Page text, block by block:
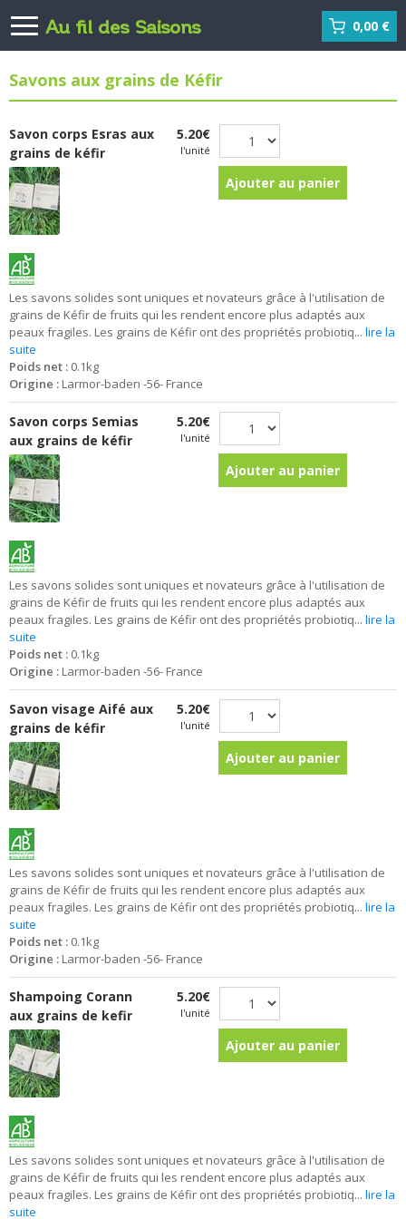
Au fil des Saisons 0,00 €
Savons aux grains de Kéfir
Savon corps Esras aux
grains de kéfir
5.20€
l'unité
Ajouter au panier
Les savons solides sont uniques et novateurs grâce à l'utilisation de
grains de Kéfir de fruits qui les rendent encore plus adaptés aux
peaux fragiles. Les grains de Kéfir ont des propriétés probiotiq... lire la
suite
Poids net : 0.1kg
Origine : Larmor-baden -56- France
Savon corps Semias
aux grains de kéfir
5.20€
l'unité
Ajouter au panier
Les savons solides sont uniques et novateurs grâce à l'utilisation de
grains de Kéfir de fruits qui les rendent encore plus adaptés aux
peaux fragiles. Les grains de Kéfir ont des propriétés probiotiq... lire la
suite
Poids net : 0.1kg
Origine : Larmor-baden -56- France
Savon visage Aifé aux
grains de kéfir
5.20€
l'unité
Ajouter au panier
Les savons solides sont uniques et novateurs grâce à l'utilisation de
grains de Kéfir de fruits qui les rendent encore plus adaptés aux
peaux fragiles. Les grains de Kéfir ont des propriétés probiotiq... lire la
suite
Poids net : 0.1kg
Origine : Larmor-baden -56- France
Shampoing Corann
aux grains de kefir
5.20€
l'unité
Ajouter au panier
Les savons solides sont uniques et novateurs grâce à l'utilisation de
grains de Kéfir de fruits qui les rendent encore plus adaptés aux
peaux fragiles. Les grains de Kéfir ont des propriétés probiotiq... lire la
suite